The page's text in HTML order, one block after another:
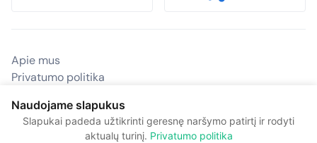
© 2026 Biurovizija.lt – Visos teisės saugomos.
Apie mus
Privatumo politika
Kontaktai
Naudojame slapukus
Slapukai padeda užtikrinti geresnę naršymo patirtį ir rodyti
aktualų turinį. Privatumo politika